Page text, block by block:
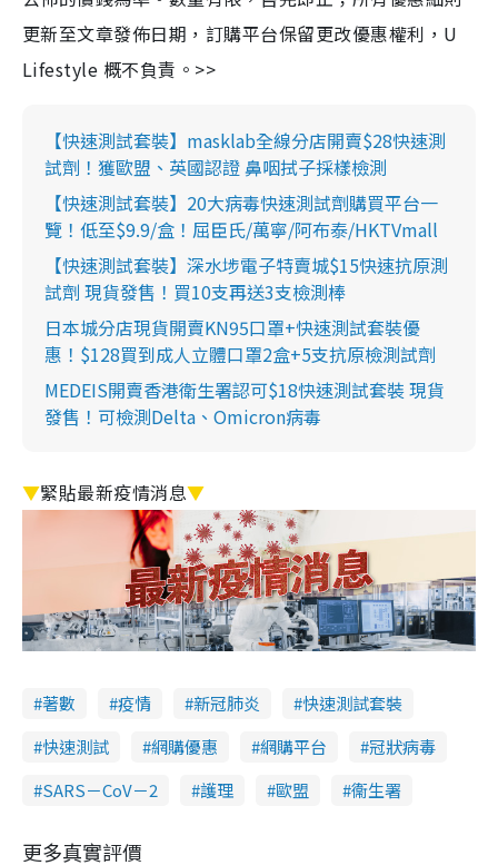
更新至文章發佈日期，訂購平台保留更改優惠權利，U
Lifestyle 概不負責。>>
【快速測試套裝】masklab全線分店開賣$28快速測
試劑！獲歐盟、英國認證 鼻咽拭子採樣檢測
【快速測試套裝】20大病毒快速測試劑購買平台一
覽！低至$9.9/盒！屈臣氏/萬寧/阿布泰/HKTVmall
【快速測試套裝】深水埗電子特賣城$15快速抗原測
試劑 現貨發售！買10支再送3支檢測棒
日本城分店現貨開賣KN95口罩+快速測試套裝優
惠！$128買到成人立體口罩2盒+5支抗原檢測試劑
MEDEIS開賣香港衛生署認可$18快速測試套裝 現貨
發售！可檢測Delta、Omicron病毒
▼緊貼最新疫情消息▼
著數 疫情 新冠肺炎
快速測試套裝
快速測試
網購優惠 網購平台
冠狀病毒
SARS－CoV－2
護理 歐盟 衞生署
更多真實評價